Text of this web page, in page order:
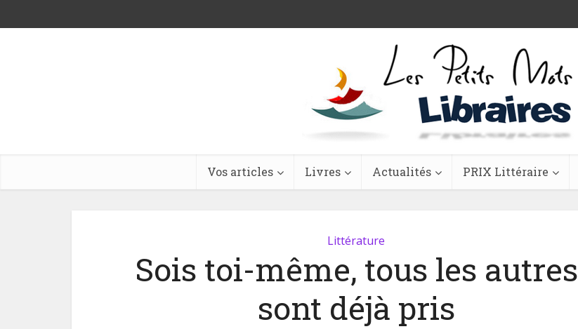
Vos articles Livres Actualités PRIX Littéraire
Littérature
Sois toi-même, tous les autres
sont déjà pris